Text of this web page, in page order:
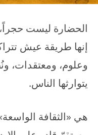
الحضارة ليست حجراً،
إنها طريقة عيش
وعلوم، ومعتقدات،
يتوارثها الناس.
هي «الثقافة